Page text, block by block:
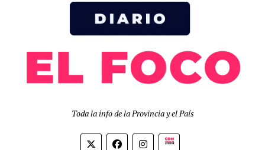
Toda la info de la Provincia y el País
Biolink